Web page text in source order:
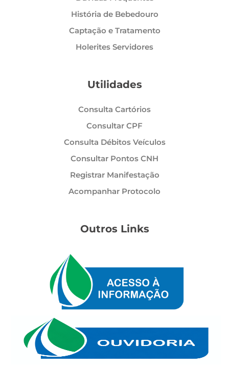
História de Bebedouro
Captação e Tratamento
Holerites Servidores
Utilidades
Consulta Cartórios
Consultar CPF
Consulta Débitos Veículos
Consultar Pontos CNH
Registrar Manifestação
Acompanhar Protocolo
Outros Links